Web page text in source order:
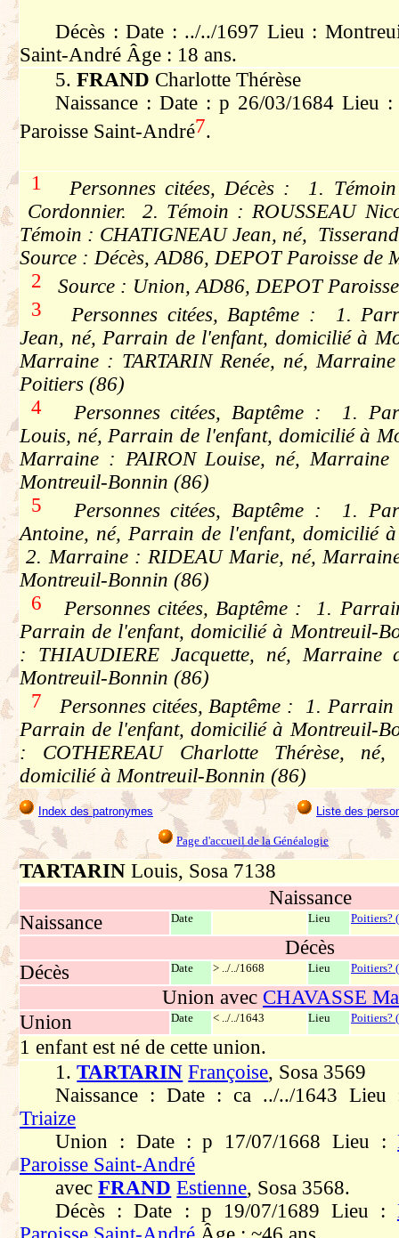
Décès : Date : ../../1697 Lieu :
Saint-André Âge : 18 ans.
5.FRAND Charlotte Thérèse
Naissance : Date : p 26/03/1684 Lieu
Paroisse Saint-André7.
1 Personnes citées, Décès : 1.
Cordonnier. 2. Témoin : ROUSSEAU
Témoin : CHATIGNEAU Jean, né, Tisserand
Source : Décès, AD86, DEPOT Paroisse de
2 Source : Union, AD86, DEPOT
3 Personnes citées, Baptême : 1.
Jean, né, Parrain de l'enfant, domicilié à
Marraine : TARTARIN Renée, né,
Poitiers (86)
4 Personnes citées, Baptême : 1.
Louis, né, Parrain de l'enfant, domicilié à
Marraine : PAIRON Louise, né,
Montreuil-Bonnin (86)
5 Personnes citées, Baptême : 1.
Antoine, né, Parrain de l'enfant, domicilié
2. Marraine : RIDEAU Marie, né,
Montreuil-Bonnin (86)
6 Personnes citées, Baptême : 1.
Parrain de l'enfant, domicilié à Montreuil-
: THIAUDIERE Jacquette, né, Marraine
Montreuil-Bonnin (86)
7 Personnes citées, Baptême : 1. Parrain
Parrain de l'enfant, domicilié à Montreuil-
: COTHEREAU Charlotte Thérèse,
domicilié à Montreuil-Bonnin (86)
Index des patronymes Liste des
Page d'accueil de la Généalogie
TARTARIN Louis, Sosa 7138
Naissance
Naissance
Date Lieu Poitiers?
Décès
Décès
Date > ../../1668 Lieu Poitiers?
Union avec CHAVASSE
Union
Date < ../../1643 Lieu Poitiers?
1 enfant est né de cette union.
1.TARTARIN Françoise, Sosa 3569
Naissance : Date : ca ../../1643
Triaize
Union : Date : p 17/07/1668 Lieu :
Paroisse Saint-André
avecFRAND Estienne, Sosa 3568.
Décès : Date : p 19/07/1689 Lieu :